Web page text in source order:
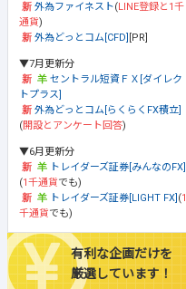
外為ファイネスト(LINE登録と1千
通貨)
外為どっとコム[CFD]
[PR]
▼7月更新分
セントラル短資ＦＸ[ダイレク
トプラス]
外為どっとコム[らくらくFX積立]
(開設とアンケート回答)
▼6月更新分
トレイダーズ証券[みんなのFX]
(1千通貨でも)
トレイダーズ証券[LIGHT FX] (1
千通貨でも)
有利な企画だけを
厳選しています！